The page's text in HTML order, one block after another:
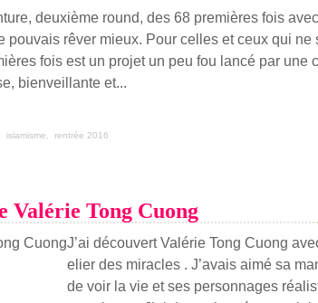
deuxième round, des 68 premières fois
pouvais rêver mieux. Pour celles et ceux qui ne
fois est un projet un peu fou lancé par une
bienveillante et...
islamisme rentrée 2016
Valérie Tong Cuong
J’ai découvert Valérie Tong Cuong
elier des miracles . J’avais aimé sa
de voir la vie et ses personnages